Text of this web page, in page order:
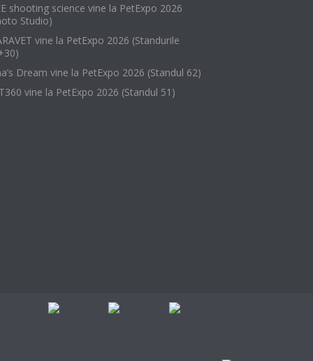
shooting science vine la PetExpo 2026
Studio)
vine la PetExpo 2026 (Standurile
Dream vine la PetExpo 2026 (Standul 62)
vine la PetExpo 2026 (Standul 51)